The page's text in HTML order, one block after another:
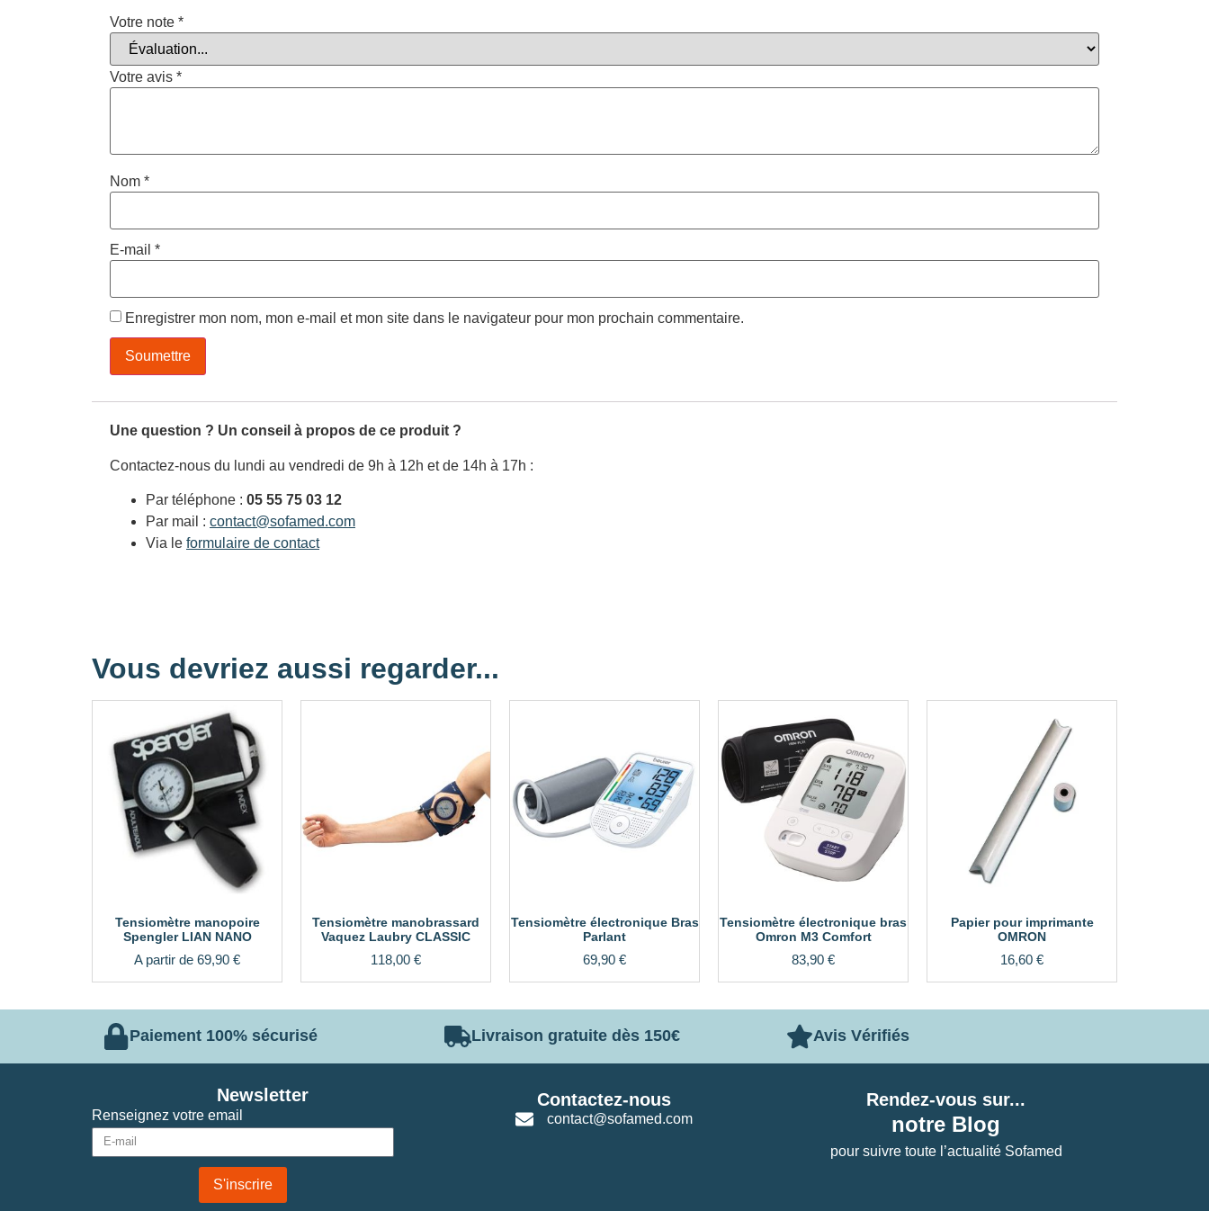
Votre note *
Votre avis *
Nom *
E-mail *
Enregistrer mon nom, mon e-mail et mon site dans le navigateur pour mon prochain commentaire.
Une question ? Un conseil à propos de ce produit ?
Contactez-nous du lundi au vendredi de 9h à 12h et de 14h à 17h :
Par téléphone : 05 55 75 03 12
Par mail : contact@sofamed.com
Via le formulaire de contact
Vous devriez aussi regarder...
Tensiomètre manopoire
Spengler LIAN NANO
A partir de 69,90 €
Tensiomètre manobrassard
Vaquez Laubry CLASSIC
118,00 €
Tensiomètre électronique Bras
Parlant
69,90 €
Tensiomètre électronique bras
Omron M3 Comfort
83,90 €
Papier pour imprimante
OMRON
16,60 €
Paiement 100% sécurisé Livraison gratuite dès 150€ Avis Vérifiés
Renseignez votre email
S'inscrire
Newsletter Contactez-nous
contact@sofamed.com
Rendez-vous sur...
notre Blog
pour suivre toute l’actualité Sofamed